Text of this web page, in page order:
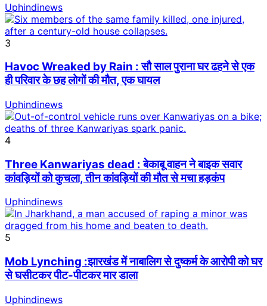
Uphindinews
3
Havoc Wreaked by Rain : सौ साल पुराना घर ढहने से एक
ही परिवार के छह लोगों की मौत, एक घायल
Uphindinews
4
Three Kanwariyas dead : बेकाबू वाहन ने बाइक सवार
कांवड़ियों को कुचला, तीन कांवड़ियों की मौत से मचा हड़कंप
Uphindinews
5
Mob Lynching :झारखंड में नाबालिग से दुष्कर्म के आरोपी को घर
से घसीटकर पीट-पीटकर मार डाला
Uphindinews